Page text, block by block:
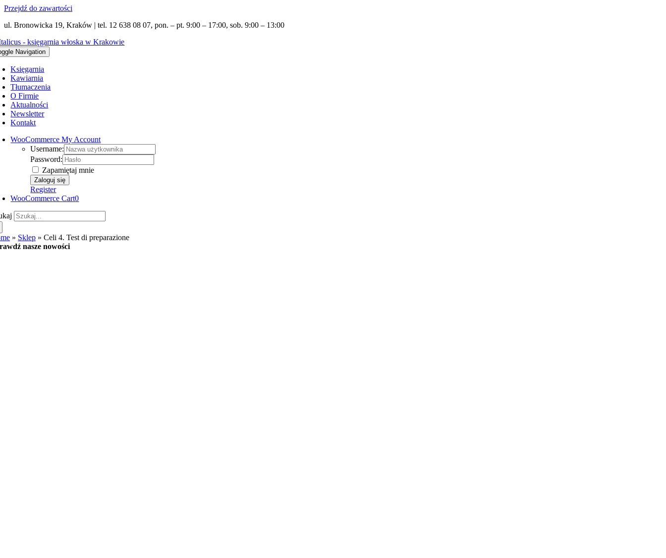
Przejdź do zawartości
ul. Bronowicka 19, Kraków | tel. 12 638 08 07, pon. – pt. 9:00 – 17:00, sob. 9:00 – 13:00
Navigation
Księgarnia
Kawiarnia
Tłumaczenia
O Firmie
Aktualności
Newsletter
Kontakt
WooCommerce My Account
Username:
Password:
Zapamiętaj mnie
Register
WooCommerce Cart0
» Sklep »Celi 4. Test di preparazione
nasze nowości